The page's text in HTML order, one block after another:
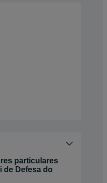
particulares
de Defesa do